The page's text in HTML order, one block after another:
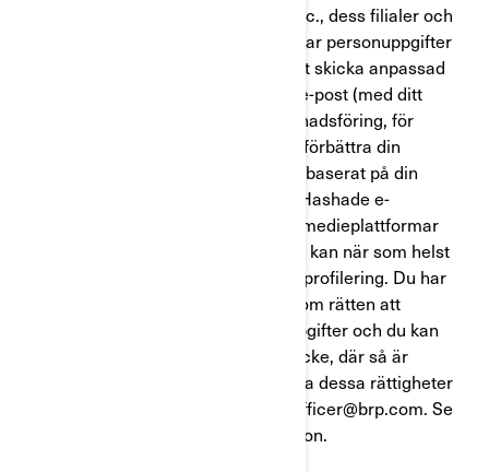
Bombardier Recreational Products Inc., dess filialer och
dotterbolag (”BRP”) och Butler hanterar personuppgifter
för att tillhandahålla tjänsterna, för att skicka anpassad
marknadsföringskommunikation via e-post (med ditt
samtycke), för att skicka direkt marknadsföring, för
telefonmarknadsföring och anpassa/förbättra din
upplevelse, funktioner och produkter baserat på din
konsumentprofil och analysresultat. Hashade e-
postadresser kan delas med sociala medieplattformar
såsom Meta för riktade annonser. Du kan när som helst
välja att inte delta målinriktning eller profilering. Du har
rättigheter beträffande integritet såsom rätten att
korrigera eller få åtkomst till dina uppgifter och du kan
vägra att ge eller återkalla ditt samtycke, där så är
tillämpligt. Du kan när som helst utöva dessa rättigheter
genom att kontakta BRP via privacyofficer@brp.com. Se
för mer information.